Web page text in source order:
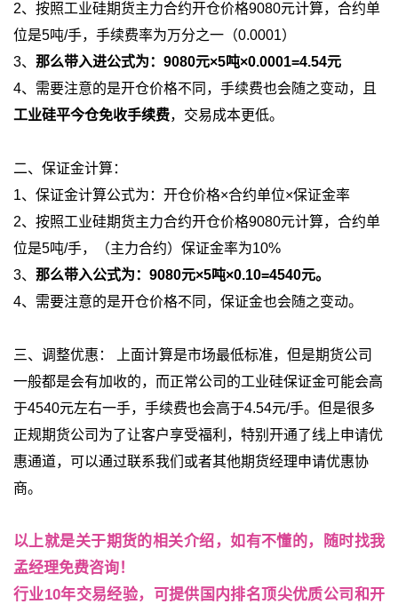
2、按照工业硅期货主力合约开仓价格9080元计算，合约单
位是5吨/手，手续费率为万分之一（0.0001）
3、 那么带入进公式为：9080元×5吨×0.0001=4.54元
4、需要注意的是开仓价格不同，手续费也会随之变动，且
工业硅平今仓免收手续费，交易成本更低。
二、保证金计算：
1、保证金计算公式为：开仓价格×合约单位×保证金率
2、按照工业硅期货主力合约开仓价格9080元计算，合约单
位是5吨/手，（主力合约）保证金率为10%
3、 那么带入公式为：9080元×5吨×0.10=4540元。
4、需要注意的是开仓价格不同，保证金也会随之变动。
三、调整优惠： 上面计算是市场最低标准，但是期货公司
一般都是会有加收的，而正常公司的工业硅保证金可能会高
于4540元左右一手，手续费也会高于4.54元/手。但是很多
正规期货公司为了让客户享受福利，特别开通了线上申请优
惠通道，可以通过联系我们或者其他期货经理申请优惠协
商。
以上就是关于期货的相关介绍，如有不懂的，随时找我
孟经理免费咨询！
行业10年交易经验，可提供国内排名顶尖优质公司和开